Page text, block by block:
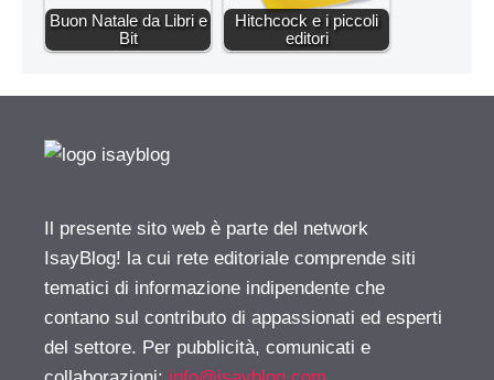
Buon Natale da Libri e
Bit
Hitchcock e i piccoli
editori
Il presente sito web è parte del network
IsayBlog! la cui rete editoriale comprende siti
tematici di informazione indipendente che
contano sul contributo di appassionati ed esperti
del settore. Per pubblicità, comunicati e